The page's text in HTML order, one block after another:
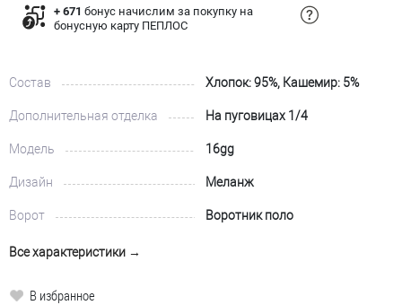
+ 671 бонус начислим за покупку на
бонусную карту ПЕПЛОС
Состав Хлопок: 95%, Кашемир: 5%
Дополнительная отделка На пуговицах 1/4
Модель 16gg
Дизайн Меланж
Ворот Воротник поло
Все характеристики →
В избранное